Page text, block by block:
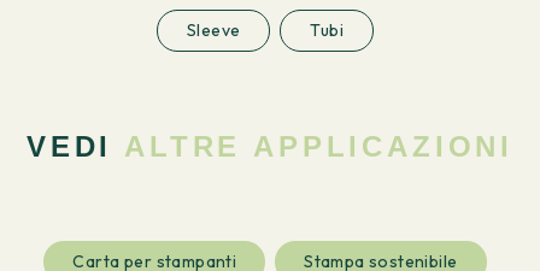
Sleeve Tubi
VEDI ALTRE APPLICAZIONI
Carta per stampanti Stampa sostenibile